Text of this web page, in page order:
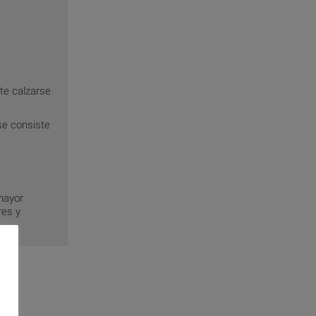
calzarse
consiste
y